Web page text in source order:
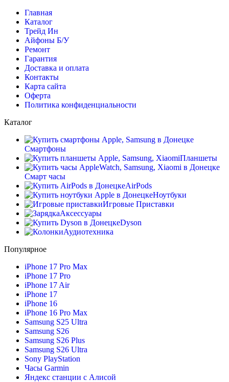
Главная
Каталог
Трейд Ин
Айфоны Б/У
Ремонт
Гарантия
Доставка и оплата
Контакты
Карта сайта
Оферта
Политика конфиденциальности
Каталог
Смартфоны
Планшеты
Смарт часы
AirPods
Ноутбуки
Игровые Приставки
Аксессуары
Dyson
Аудиотехника
Популярное
iPhone 17 Pro Max
iPhone 17 Pro
iPhone 17 Air
iPhone 17
iPhone 16
iPhone 16 Pro Max
Samsung S25 Ultra
Samsung S26
Samsung S26 Plus
Samsung S26 Ultra
Sony PlayStation
Часы Garmin
Яндекс станции с Алисой